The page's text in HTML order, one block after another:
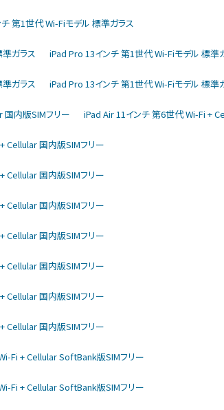
第1世代 Wi-Fiモデル 標準ガラス
ガラス iPad Pro 13インチ 第1世代 Wi-Fiモデル 標準
ガラス iPad Pro 13インチ 第1世代 Wi-Fiモデル 標準
国内版SIMフリー iPad Air 11インチ 第6世代 Wi-Fi +
Cellular 国内版SIMフリー
Cellular 国内版SIMフリー
Cellular 国内版SIMフリー
Cellular 国内版SIMフリー
Cellular 国内版SIMフリー
Cellular 国内版SIMフリー
Cellular 国内版SIMフリー
Fi + Cellular SoftBank版SIMフリー
Fi + Cellular SoftBank版SIMフリー